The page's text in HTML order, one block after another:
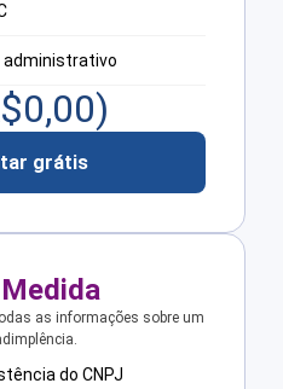
administrativo
0,00)
grátis
as informações sobre um
do CNPJ